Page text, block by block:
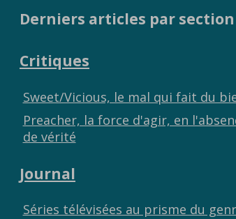
Derniers articles par section
Critiques
Sweet/Vicious, le mal qui fait du
Preacher, la force d'agir, en
de vérité
Journal
Séries télévisées au prisme du